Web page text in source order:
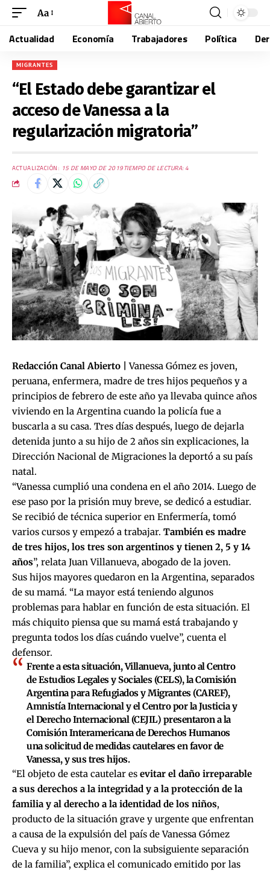
Aa
Actualidad Economía Trabajadores Política
MIGRANTES
“El Estado debe garantizar el
acceso de Vanessa a la
regularización migratoria”
ACTUALIZACIÓN: 15 DE MAYO DE 2019TIEMPO DE LECTURA: 4
Redacción Canal Abierto |
Vanessa Gómez es joven,
peruana, enfermera, madre de tres hijos pequeños y a
principios de febrero de este año ya llevaba quince años
viviendo en la Argentina cuando la policía fue a
buscarla a su casa. Tres días después, luego de dejarla
detenida junto a su hijo de 2 años sin explicaciones, la
Dirección Nacional de Migraciones la deportó a su país
natal.
“Vanessa cumplió una condena en el año 2014. Luego de
ese paso por la prisión muy breve, se dedicó a estudiar.
Se recibió de técnica superior en Enfermería, tomó
varios cursos y empezó a trabajar. También es madre
de tres hijos, los tres son argentinos y tienen 2, 5 y 14
años”, relata Juan Villanueva, abogado de la joven.
Sus hijos mayores quedaron en la Argentina, separados
de su mamá. “La mayor está teniendo algunos
problemas para hablar en función de esta situación. El
más chiquito piensa que su mamá está trabajando y
pregunta todos los días cuándo vuelve”, cuenta el
defensor.
Frente a esta situación, Villanueva, junto al Centro
de Estudios Legales y Sociales (CELS), la Comisión
Argentina para Refugiados y Migrantes (CAREF),
Amnistía Internacional y el Centro por la Justicia y
el Derecho Internacional (CEJIL) presentaron a la
Comisión Interamericana de Derechos Humanos
una solicitud de medidas cautelares en favor de
Vanessa, y sus tres hijos.
“El objeto de esta cautelar es evitar el daño irreparable
a sus derechos a la integridad y a la protección de la
familia y al derecho a la identidad de los niños,
producto de la situación grave y urgente que enfrentan
a causa de la expulsión del país de Vanessa Gómez
Cueva y su hijo menor, con la subsiguiente separación
de la familia”, explica el comunicado emitido por las